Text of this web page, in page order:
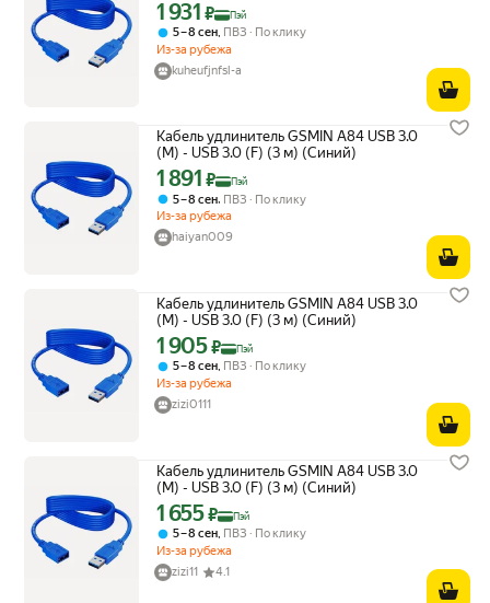
Цена с картой Яндекс Пэй 1931 ₽ вместо
1 931 ₽ Пэй
5 – 8 сен ПВЗ
По клику
Из-за рубежа
kuheufjnfsl-a
Кабель удлинитель GSMIN A84 USB 3.0
(M) - USB 3.0 (F) (3 м) (Синий)
Цена с картой Яндекс Пэй 1891 ₽ вместо
1 891 ₽ Пэй
5 – 8 сен, ПВЗ
По клику
Из-за рубежа
haiyan009
Кабель удлинитель GSMIN A84 USB 3.0
(M) - USB 3.0 (F) (3 м) (Синий)
Цена с картой Яндекс Пэй 1905 ₽ вместо
1 905₽ Пэй
5 – 8 сен, ПВЗ
По клику
Из-за рубежа
zizi0111
Кабель удлинитель GSMIN A84 USB 3.0
(M) - USB 3.0 (F) (3 м) (Синий)
Цена с картой Яндекс Пэй 1655 ₽ вместо
1 655₽ Пэй
5 – 8 сен ПВЗ
По клику
Из-за рубежа
zizi11
4.1